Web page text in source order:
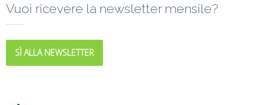
Vuoi ricevere la newsletter mensile?
SÌ ALLA NEWSLETTER